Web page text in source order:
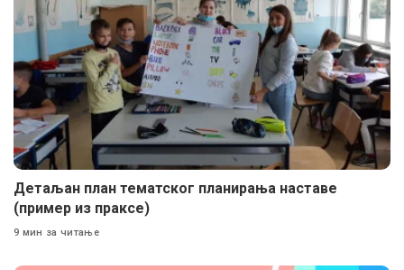
Детаљан план тематског планирања наставе
(пример из праксе)
9 мин за читање